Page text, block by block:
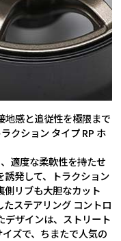
地感と追従性を極限まで
クション タイプ RP ホ
適度な柔軟性を持たせ
誘発して、トラクション
側リブも大胆なカット
ステアリング コントロ
デザインは、ストリート
ズで、ちまたで人気の